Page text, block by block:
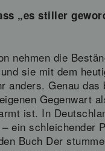
„es stiller
nehmen die
sie mit dem
anders. Genau
Gegenwart
ist. In
ein
Buch Der